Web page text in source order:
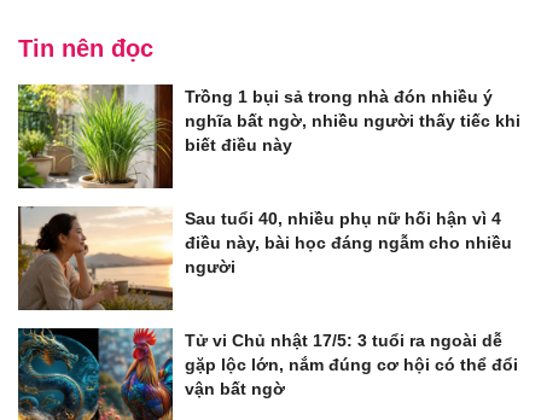
Tin nên đọc
Trồng 1 bụi sả trong nhà đón nhiều ý
nghĩa bất ngờ, nhiều người thấy tiếc khi
biết điều này
Sau tuổi 40, nhiều phụ nữ hối hận vì 4
điều này, bài học đáng ngẫm cho nhiều
người
Tử vi Chủ nhật 17/5: 3 tuổi ra ngoài dễ
gặp lộc lớn, nắm đúng cơ hội có thể đổi
vận bất ngờ